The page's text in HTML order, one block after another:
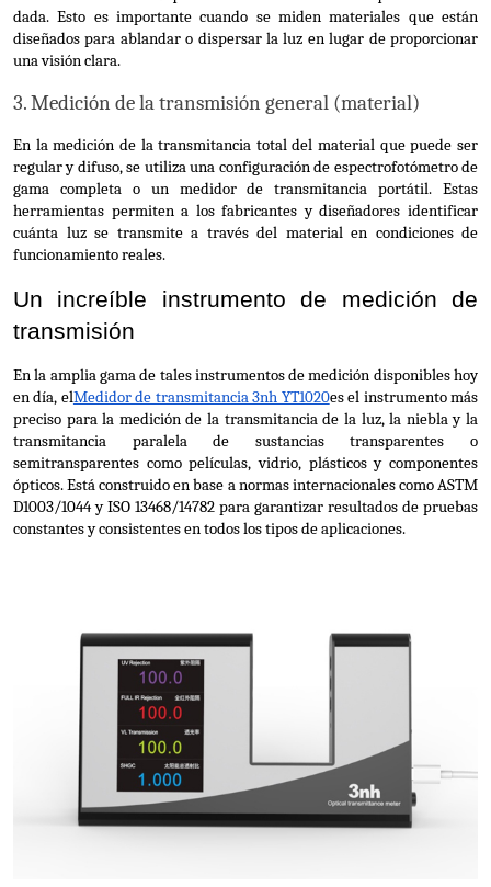
dada. Esto es importante cuando se miden materiales que están
diseñados para ablandar o dispersar la luz en lugar de proporcionar
una visión clara.
3. Medición de la transmisión general (material)
En la medición de la transmitancia total del material que puede ser
regular y difuso, se utiliza una configuración de espectrofotómetro de
gama completa o un medidor de transmitancia portátil. Estas
herramientas permiten a los fabricantes y diseñadores identificar
cuánta luz se transmite a través del material en condiciones de
funcionamiento reales.
Un increíble instrumento de medición de
transmisión
En la amplia gama de tales instrumentos de medición disponibles hoy
en día, elMedidor de transmitancia 3nh YT1020es el instrumento más
preciso para la medición de la transmitancia de la luz, la niebla y la
transmitancia paralela de sustancias transparentes o
semitransparentes como películas, vidrio, plásticos y componentes
ópticos. Está construido en base a normas internacionales como ASTM
D1003/1044 y ISO 13468/14782 para garantizar resultados de pruebas
constantes y consistentes en todos los tipos de aplicaciones.